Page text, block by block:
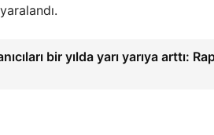
bir yılda yarı yarıya arttı: